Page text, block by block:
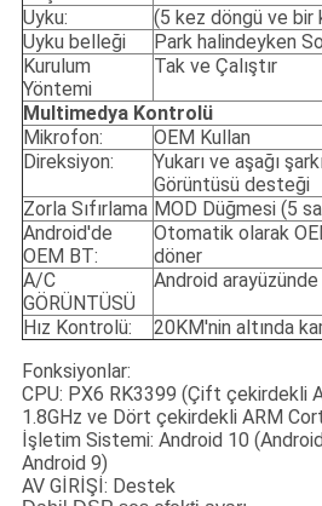
Uyku:
(5 kez döngü ve bir
Uyku belleği
Park halindeyken
Kurulum
Yöntemi
Tak ve Çalıştır
Multimedya Kontrolü
Mikrofon:
OEM Kullan
Direksiyon:
Yukarı ve aşağı
Görüntüsü desteği
Zorla Sıfırlama MOD Düğmesi (5
Android'de
OEM BT:
Otomatik olarak
döner
A/C
GÖRÜNTÜSÜ
Android
Hız Kontrolü:
20KM'nin altında
Fonksiyonlar:
CPU: PX6 RK3399 (Çift çekirdekli
1.8GHz ve Dört çekirdekli ARM
İşletim Sistemi: Android 10
Android 9)
AV GİRİŞİ: Destek